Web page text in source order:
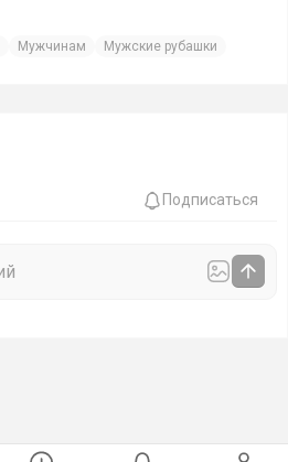
Мужчинам Мужские рубашки
Подписаться